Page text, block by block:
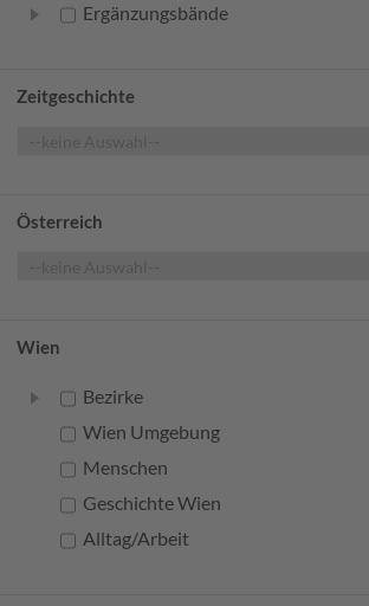
Ergänzungsbände
Zeitgeschichte
Österreich
Wien
Bezirke
Wien Umgebung
Menschen
Geschichte Wien
Alltag/Arbeit